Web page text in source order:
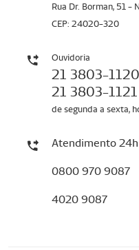
Rua Dr. Borman, 51 -
CEP: 24020-320
Ouvidoria
21 3803-1120
21 3803-1121
de segunda a sexta,
Atendimento 24h
0800 970 9087
4020 9087